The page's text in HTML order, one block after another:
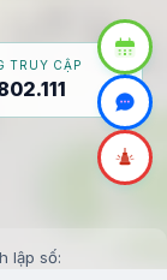
TRUY CẬP
lập số: